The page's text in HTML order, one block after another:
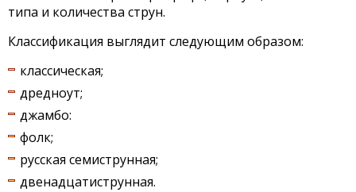
типа и количества струн.
Классификация выглядит следующим образом:
классическая;
дредноут;
джамбо:
фолк;
русская семиструнная;
двенадцатиструнная.